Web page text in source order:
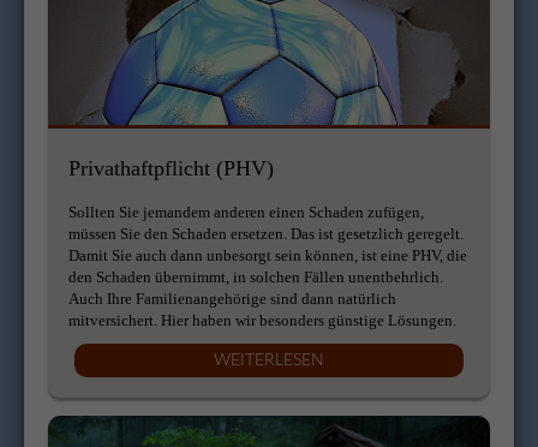
Privathaftpflicht (PHV)
Sollten Sie jemandem anderen einen Schaden zufügen,
müssen Sie den Schaden ersetzen. Das ist gesetzlich geregelt.
Damit Sie auch dann unbesorgt sein können, ist eine PHV, die
den Schaden übernimmt, in solchen Fällen unentbehrlich.
Auch Ihre Familienangehörige sind dann natürlich
mitversichert. Hier haben wir besonders günstige Lösungen.
WEITERLESEN